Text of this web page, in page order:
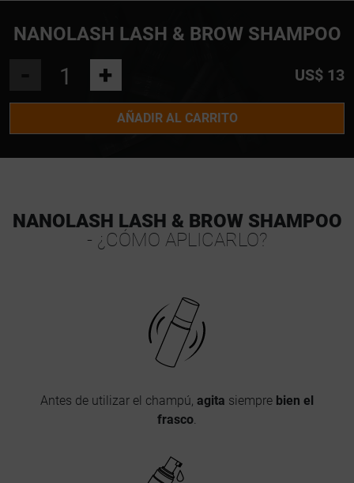
NANOLASH LASH & BROW SHAMPOO
+ US$ 13
AÑADIR AL CARRITO
NANOLASH LASH & BROW SHAMPOO
- ¿CÓMO APLICARLO?
Antes de utilizar el champú, agita siempre bien el
frasco.